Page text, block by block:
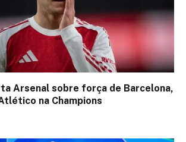
Arsenal sobre força de Barcelona,
na Champions